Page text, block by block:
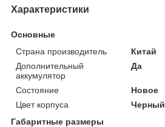
Характеристики
Основные
Страна производитель
Китай
Дополнительный
аккумулятор
Да
Состояние
Новое
Цвет корпуса
Черный
Габаритные размеры